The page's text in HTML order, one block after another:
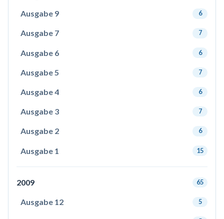
Ausgabe 9 6
Ausgabe 7 7
Ausgabe 6 6
Ausgabe 5 7
Ausgabe 4 6
Ausgabe 3 7
Ausgabe 2 6
Ausgabe 1 15
2009 65
Ausgabe 12 5